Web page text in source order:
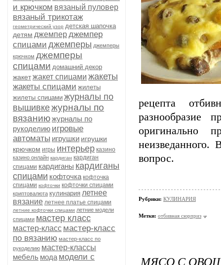
и крючком вязаный пуловер
вязаный трикотаж
геометрический узор детская шапочка
детям джемперджемпер
спицами джемперы джемперы
крючком джемперы
спицами домашний декор
жакетжакет спицами жакеты
жакеты спицами жилеты
жилеты спицами журналы по
вышивкежурналы по
вязаниюжурналы по
рукоделию игровые
автоматы игрушки игрушки
крючком игры интерьер казино
казино онлайн кардиган кардиган
спицами кардиганы кардиганы
спицами кофточка кофточка
спицами кофточки кофточки спицами
криптовалюта кулинария летнее
вязание летнее платье спицами
летние кофточки спицами летние модели
спицами мастер класс
мастер-класс мастер-класс
по вязанию мастер-класс по
рукоделию мастер-классы
мебель мода модели с
рецепта
разнообразие
оригинально
вопрос.
Рубрики: КУЛИНАРИЯ
Метки: отбивная сюрприз
МЯСО С